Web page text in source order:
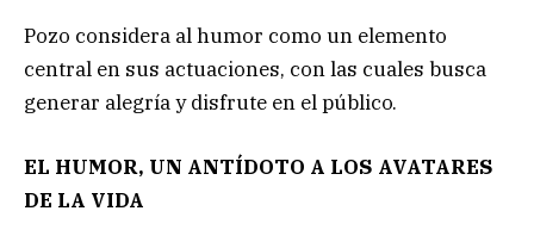
Pozo considera al humor como un elemento
central en sus actuaciones, con las cuales busca
generar alegría y disfrute en el público.
EL HUMOR, UN ANTÍDOTO A LOS AVATARES
DE LA VIDA